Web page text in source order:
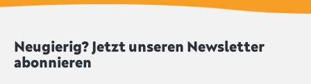
Neugierig? Jetzt unseren Newsletter
abonnieren